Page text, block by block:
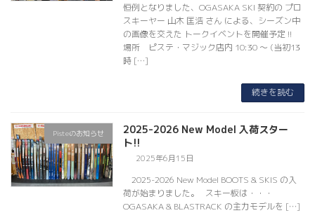
恒例となりました、OGASAKA SKI 契約の プロ
スキーヤー 山木 匡浩 さん による、シーズン中
の画像を交えた トークイベントを開催予定 !!
場所 ピステ・マジック店内 10:30 〜 (当初13
時 […]
続きを読む
Pisteのお知らせ
2025-2026 New Model 入荷スター
ト!!
2025年6月15日
2025-2026 New Model BOOTS & SKIS の入
荷が始まりました。 スキー板は・・・
OGASAKA & BLASTRACK の主力モデルを […]